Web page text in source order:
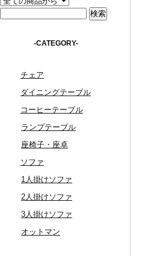
-CATEGORY-
チェア
ダイニングテーブル
コーヒーテーブル
ランプテーブル
座椅子・座卓
ソファ
1人掛けソファ
2人掛けソファ
3人掛けソファ
オットマン